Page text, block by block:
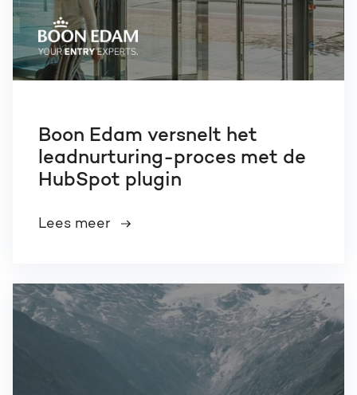
Boon Edam versnelt het
leadnurturing-proces met de
HubSpot plugin
Lees meer